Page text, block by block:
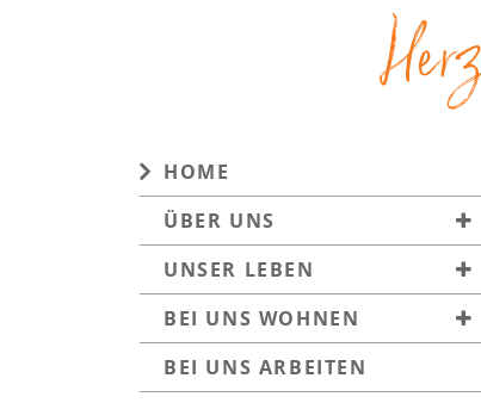
NAVIGATION
HOME
ÜBER UNS
UNSER LEBEN
BEI UNS WOHNEN
BEI UNS ARBEITEN